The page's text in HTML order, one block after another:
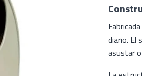
diario. El
asustar